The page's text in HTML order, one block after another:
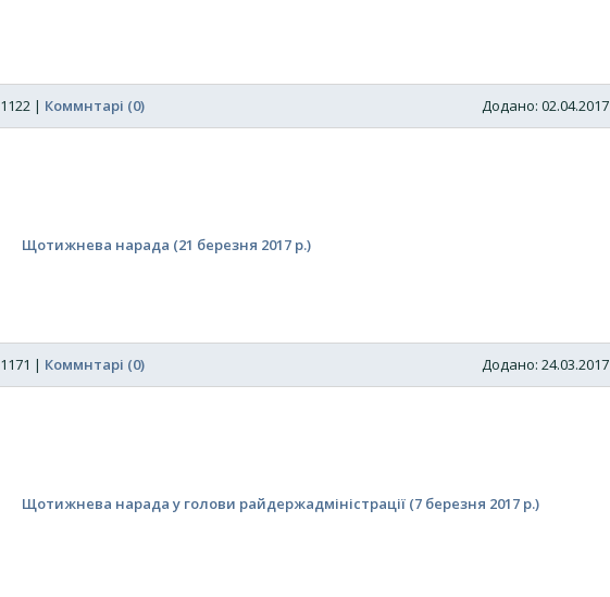
Додано: 02.04.2017
1122 | Коммнтарі (0)
Щотижнева нарада (21 березня 2017 р.)
Додано: 24.03.2017
1171 | Коммнтарі (0)
Щотижнева нарада у голови райдержадміністрації (7 березня 2017 р.)